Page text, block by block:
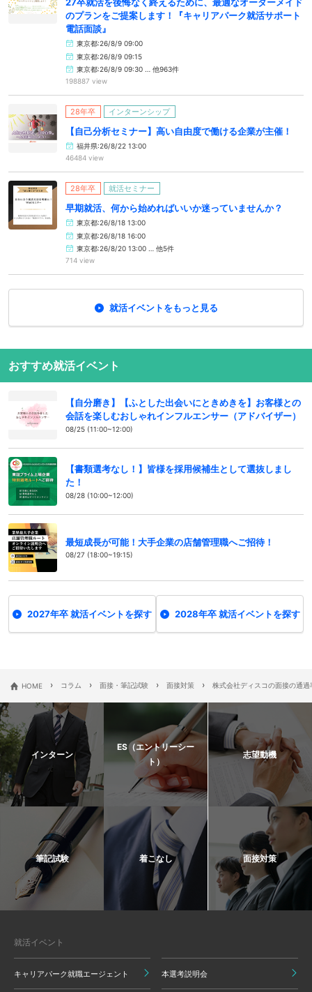
のプランをご提案します！『キャリアパーク就活サポート
電話面談』
東京都:26/8/9 09:00
東京都:26/8/9 09:15
東京都:26/8/9 09:30 … 他963件
198887 view
28年卒 インターンシップ
【自己分析セミナー】高い自由度で働ける企業が主催！
福井県:26/8/22 13:00
46484 view
28年卒 就活セミナー
早期就活、何から始めればいいか迷っていませんか？
東京都:26/8/18 13:00
東京都:26/8/18 16:00
東京都:26/8/20 13:00 … 他5件
714 view
就活イベントをもっと見る
おすすめ就活イベント
【自分磨き】【ふとした出会いにときめきを】お客様との
会話を楽しむおしゃれインフルエンサー（アドバイザー）
08/25 (11:00~12:00)
【書類選考なし！】皆様を採用候補生として選抜しまし
た！
08/28 (10:00~12:00)
最短成長が可能！大手企業の店舗管理職へご招待！
08/27 (18:00~19:15)
2027年卒 就活イベントを探す 2028年卒 就活イベントを探す
HOME › コラム › 面接・筆記試験 › 面接対策 › 株式会社ディスコの面接の通
インターン
ES（エントリーシー
ト）
志望動機
筆記試験 着こなし 面接対策
就活イベント
キャリアパーク就職エージェント 本選考説明会